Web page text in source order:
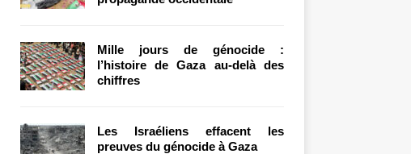
Mille jours de génocide :
l’histoire de Gaza au-delà des
chiffres
Les Israéliens effacent les
preuves du génocide à Gaza